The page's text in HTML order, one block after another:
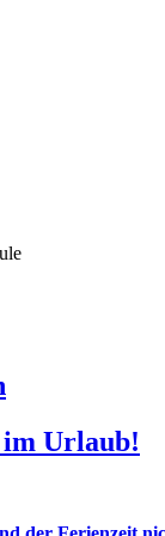
Urlaub!